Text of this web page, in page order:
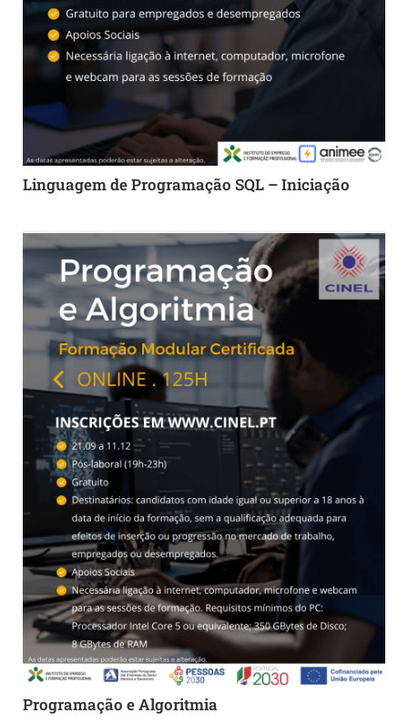
Linguagem de Programação SQL – Iniciação
Programação e Algoritmia